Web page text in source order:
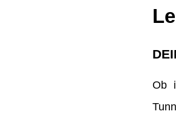
Ob